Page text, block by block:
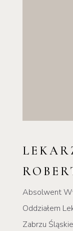
Absolwent
Oddziałem
Zabrzu